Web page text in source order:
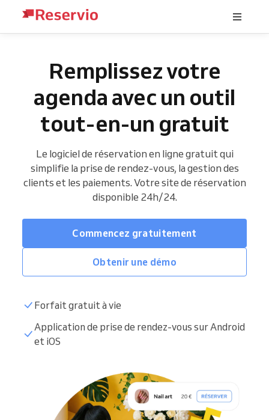
Remplissez votre
agenda avec un outil
tout-en-un gratuit
Le logiciel de réservation en ligne gratuit qui
simplifie la prise de rendez-vous, la gestion des
clients et les paiements. Votre site de réservation
disponible 24h/24.
Commencez gratuitement
Obtenir une démo
Forfait gratuit à vie
Application de prise de rendez-vous sur Android
et iOS